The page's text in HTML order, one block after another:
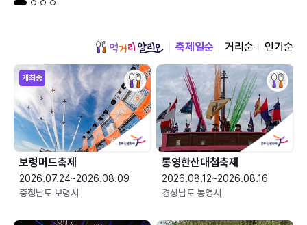
축제일순 거리순 인기순
개최중
보령머드축제
2026.07.24~2026.08.09
충청남도 보령시
통영한산대첩축제
2026.08.12~2026.08.16
경상남도 통영시